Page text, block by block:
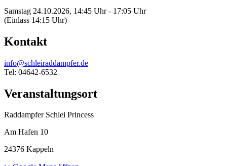
Samstag 24.10.2026, 14:45 Uhr - 17:05 Uhr
(Einlass 14:15 Uhr)
Kontakt
info@schleiraddampfer.de
Tel: 04642-6532
Veranstaltungsort
Raddampfer Schlei Princess
Am Hafen 10
24376 Kappeln